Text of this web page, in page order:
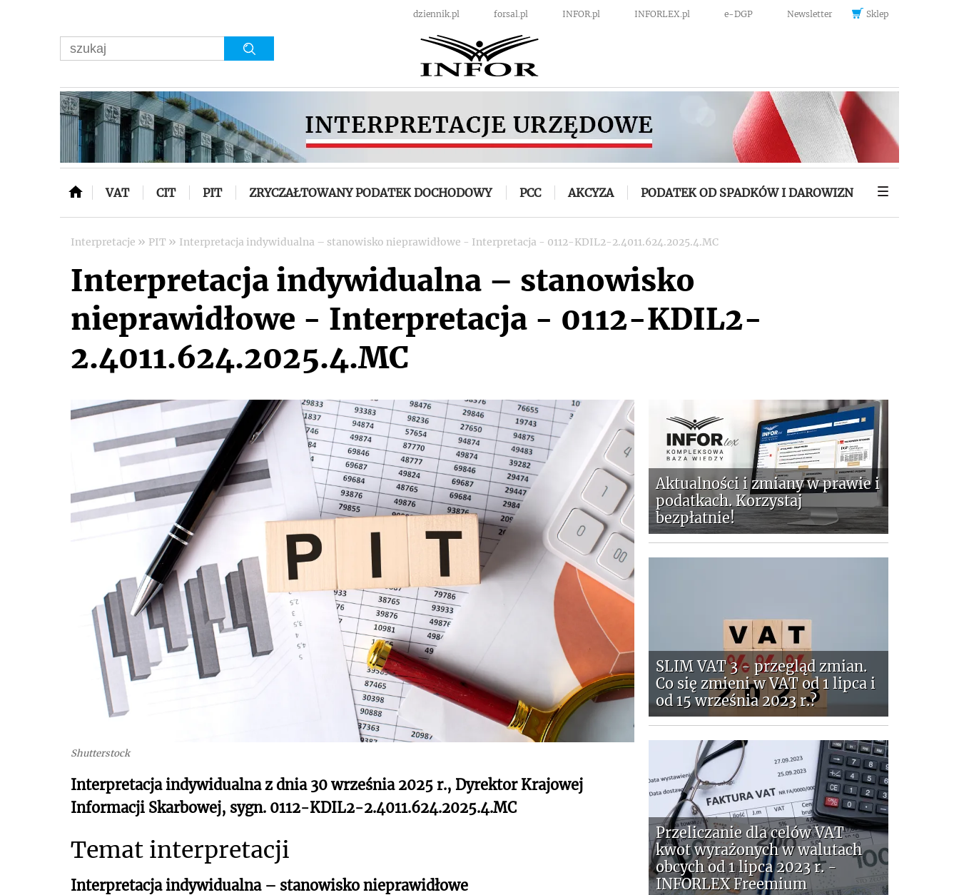
dziennik.pl forsal.pl INFOR.pl INFORLEX.pl e-DGP Newsletter Sklep
VAT CIT PIT ZRYCZAŁTOWANY PODATEK DOCHODOWY PCC AKCYZA PODATEK OD SPADKÓW I DAROWIZN
Interpretacje » PIT » Interpretacja indywidualna – stanowisko nieprawidłowe - Interpretacja - 0112-KDIL2-2.4011.624.2025.4.MC
Interpretacja indywidualna – stanowisko
nieprawidłowe - Interpretacja - 0112-KDIL2-
2.4011.624.2025.4.MC
Shutterstock
Interpretacja indywidualna z dnia 30 września 2025 r., Dyrektor Krajowej
Informacji Skarbowej, sygn. 0112-KDIL2-2.4011.624.2025.4.MC
Temat interpretacji
Interpretacja indywidualna – stanowisko nieprawidłowe
Aktualności i zmiany w prawie i
podatkach. Korzystaj
bezpłatnie!
SLIM VAT 3 - przegląd zmian.
Co się zmieni w VAT od 1 lipca i
od 15 września 2023 r.?
Przeliczanie dla celów VAT
kwot wyrażonych w walutach
obcych od 1 lipca 2023 r. -
INFORLEX Freemium